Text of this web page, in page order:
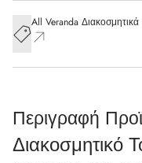
All Veranda Διακοσμητικά
Περιγραφή
Διακοσμητικό